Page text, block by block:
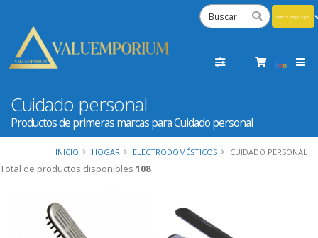
Cuidado personal
Productos de primeras marcas para Cuidado personal
INICIO HOGAR ELECTRODOMÉSTICOS CUIDADO PERSONAL
Total de productos disponibles 108